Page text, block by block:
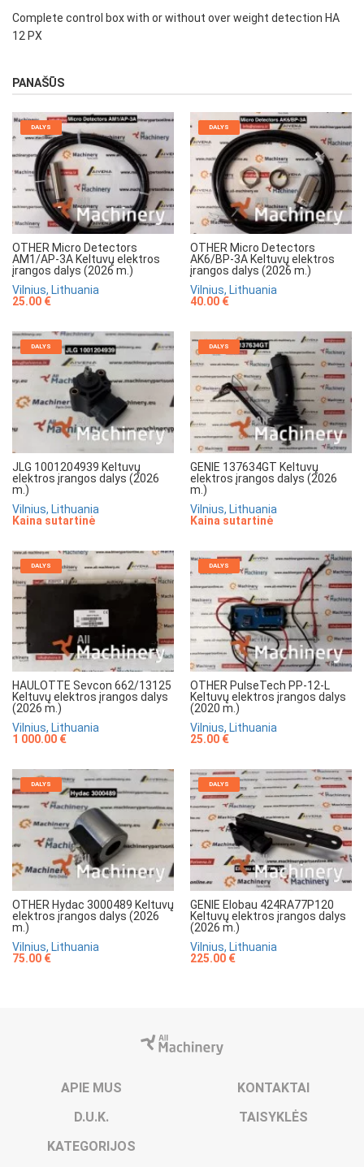
Complete control box with or without over weight detection HA
12 PX
PANAŠŪS
DALYS
OTHER Micro Detectors
AM1/AP-3A Keltuvų elektros
įrangos dalys (2026 m.)
Vilnius, Lithuania
25.00 €
DALYS
OTHER Micro Detectors
AK6/BP-3A Keltuvų elektros
įrangos dalys (2026 m.)
Vilnius, Lithuania
40.00 €
DALYS
JLG 1001204939 Keltuvų
elektros įrangos dalys (2026
m.)
Vilnius, Lithuania
Kaina sutartinė
DALYS
GENIE 137634GT Keltuvų
elektros įrangos dalys (2026
m.)
Vilnius, Lithuania
Kaina sutartinė
DALYS
HAULOTTE Sevcon 662/13125
Keltuvų elektros įrangos dalys
(2026 m.)
Vilnius, Lithuania
1 000.00 €
DALYS
OTHER PulseTech PP-12-L
Keltuvų elektros įrangos dalys
(2020 m.)
Vilnius, Lithuania
25.00 €
DALYS
OTHER Hydac 3000489 Keltuvų
elektros įrangos dalys (2026
m.)
Vilnius, Lithuania
75.00 €
DALYS
GENIE Elobau 424RA77P120
Keltuvų elektros įrangos dalys
(2026 m.)
Vilnius, Lithuania
225.00 €
APIE MUS
KONTAKTAI
D.U.K.
TAISYKLĖS
KATEGORIJOS